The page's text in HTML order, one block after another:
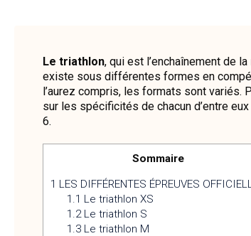
Le triathlon, qui est l’enchaînement de la
existe sous différentes formes en
l’aurez compris, les formats sont variés.
sur les spécificités de chacun d’entre
6.
Sommaire
1 LES DIFFÉRENTES ÉPREUVES
1.1 Le triathlon XS
1.2Le triathlon S
1.3Le triathlon M